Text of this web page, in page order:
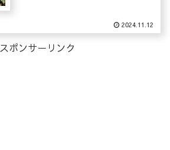
2024.11.12
スポンサーリンク